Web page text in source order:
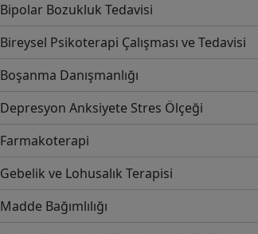
Bipolar Bozukluk Tedavisi
Bireysel Psikoterapi Çalışması ve Tedavisi
Boşanma Danışmanlığı
Depresyon Anksiyete Stres Ölçeği
Farmakoterapi
Gebelik ve Lohusalık Terapisi
Madde Bağımlılığı